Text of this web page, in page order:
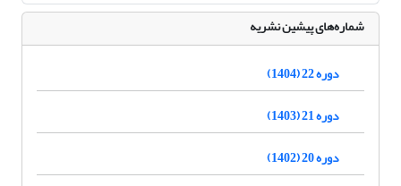
شماره‌های پیشین نشریه
دوره 22 (1404)
دوره 21 (1403)
دوره 20 (1402)